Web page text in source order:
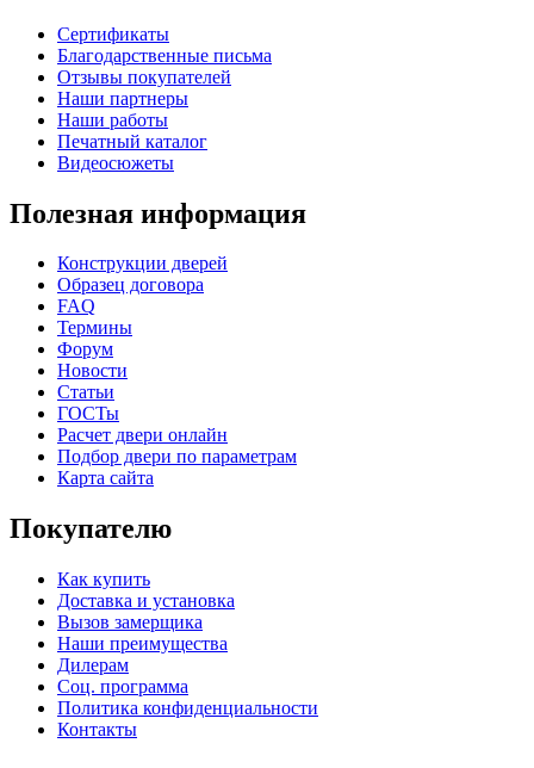
К-37 Н
КНТ
C69 C70
C71
C73
Сертификаты
Благодарственные письма
Отзывы покупателей
Наши партнеры
Наши работы
Печатный каталог
Видеосюжеты
Полезная информация
Конструкции дверей
Образец договора
FAQ
Термины
Форум
Новости
Статьи
ГОСТы
Расчет двери онлайн
Подбор двери по параметрам
Карта сайта
Покупателю
Как купить
Доставка и установка
Вызов замерщика
Наши преимущества
Дилерам
Соц. программа
Политика конфиденциальности
Контакты